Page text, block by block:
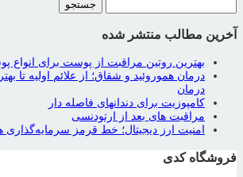
برای:
آخرین مطالب منتشر شده
بهترین روتین مراقبت از پوست برای انواع
درمان هموروئید و شقاق؛ از علائم اولیه تا
درمان
کامپوزیت برای دندانهای فاصله دار
مراقبت‌ های بعد از ارتودنسی
امنیت ارز دیجیتال؛ خط قرمز سرمایه‌گذاری
فروشگاه کدی